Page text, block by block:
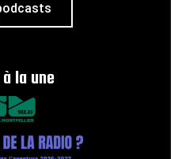
la une